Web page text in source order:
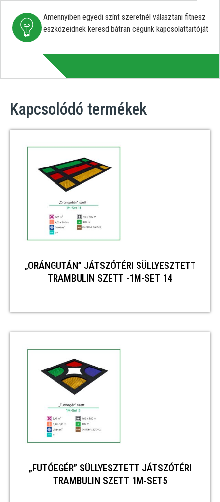
Amennyiben egyedi színt szeretnél választani fitnesz
eszközeidnek keresd bátran cégünk kapcsolattartóját
Kapcsolódó termékek
„ORÁNGUTÁN” JÁTSZÓTÉRI SÜLLYESZTETT
TRAMBULIN SZETT -1M-SET 14
„FUTÓEGÉR” SÜLLYESZTETT JÁTSZÓTÉRI
TRAMBULIN SZETT 1M-SET5